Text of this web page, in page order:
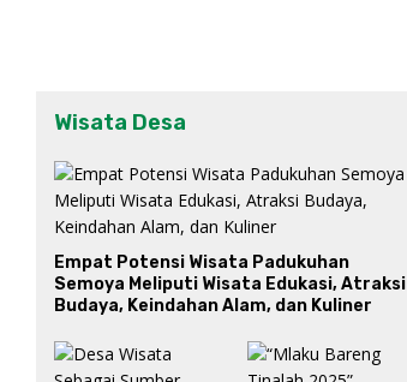
Wisata Desa
Empat Potensi Wisata Padukuhan
Semoya Meliputi Wisata Edukasi, Atraksi
Budaya, Keindahan Alam, dan Kuliner